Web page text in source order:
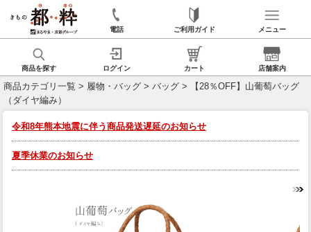
電話 ご利用ガイド メニュー
商品を探す ログイン カート 店舗案内
商品カテゴリ一覧 > 履物・バッグ > バッグ > 【28％OFF】山葡萄バッグ
（ダイヤ編み）
令和8年熊本地震に伴う商品発送遅延のお知らせ
夏季休業のお知らせ